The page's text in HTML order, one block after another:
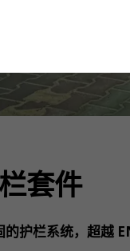
套件
护栏系统，超越